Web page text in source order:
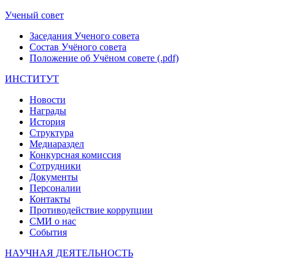
Ученый совет
Заседания Ученого совета
Состав Учёного совета
Положение об Учёном совете (.pdf)
ИНСТИТУТ
Новости
Награды
История
Структура
Медиараздел
Конкурсная комиссия
Сотрудники
Документы
Персоналии
Контакты
Противодействие коррупции
СМИ о нас
События
НАУЧНАЯ ДЕЯТЕЛЬНОСТЬ